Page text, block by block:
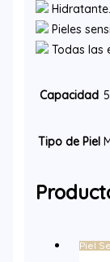
Hidratante.
Pieles
Todas las
Capacidad
Tipo de Piel
Piel